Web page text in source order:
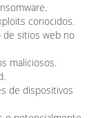
conocidos.
de sitios web no
maliciosos.
de dispositivos